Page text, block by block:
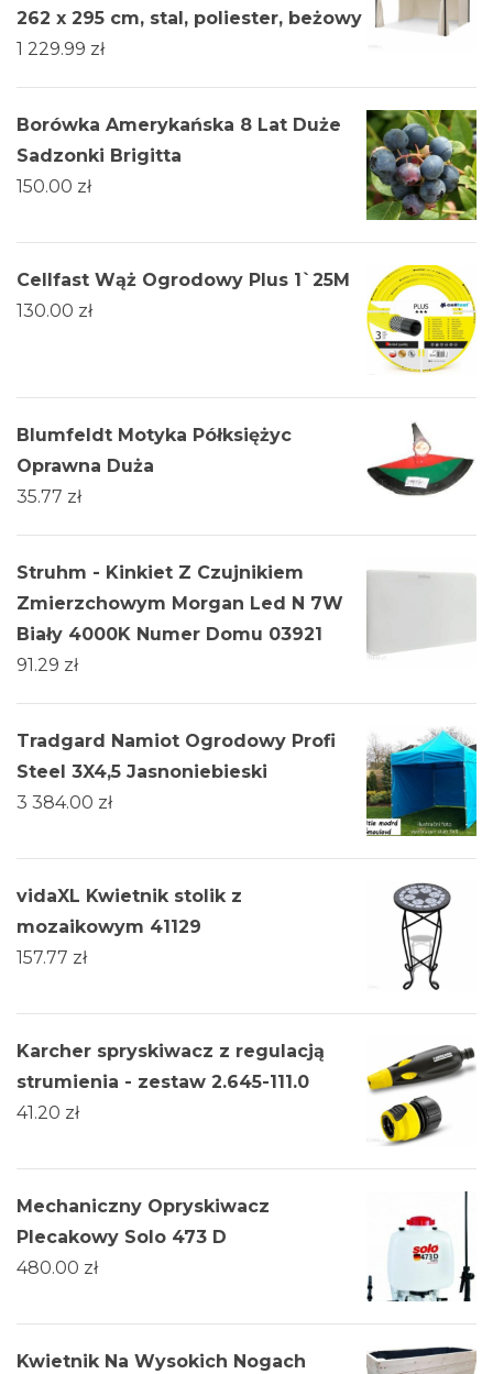
262 x 295 cm, stal, poliester, beżowy
1 229.99 zł
Borówka Amerykańska 8 Lat Duże
Sadzonki Brigitta
150.00 zł
Cellfast Wąż Ogrodowy Plus 1`25M
130.00 zł
Blumfeldt Motyka Półksiężyc
Oprawna Duża
35.77 zł
Struhm - Kinkiet Z Czujnikiem
Zmierzchowym Morgan Led N 7W
Biały 4000K Numer Domu 03921
91.29 zł
Tradgard Namiot Ogrodowy Profi
Steel 3X4,5 Jasnoniebieski
3 384.00 zł
vidaXL Kwietnik stolik z
mozaikowym 41129
157.77 zł
Karcher spryskiwacz z regulacją
strumienia - zestaw 2.645-111.0
41.20 zł
Mechaniczny Opryskiwacz
Plecakowy Solo 473 D
480.00 zł
Kwietnik Na Wysokich Nogach